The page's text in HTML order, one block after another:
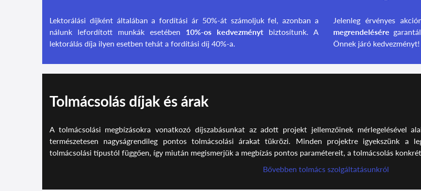
Lektorálási díjként általában a fordítási ár 50%-át számoljuk fel, azonban a
nálunk lefordított munkák esetében 10%-os kedvezményt biztosítunk. A
lektorálás díja ilyen esetben tehát a fordítási díj 40%-a.
Jelenleg érvényes
megrendelésére
Önnek járó kedvezményt!
Tolmácsolás díjak és árak
A tolmácsolási megbízásokra vonatkozó díjszabásunkat az adott projekt jellemzőinek mérlegelésével
természetesen nagyságrendileg pontos tolmácsolási árakat tükrözi. Minden projektre igyekszünk a
tolmácsolási típustól függően, így miután megismerjük a megbízás pontos paramétereit, a tolmácsolás
Bővebben tolmács szolgáltatásunkról